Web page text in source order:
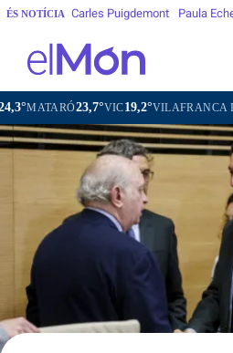
ÉS NOTÍCIA Carles Puigdemont Paula
23,7°VIC19,2°VILAFRANCA DEL